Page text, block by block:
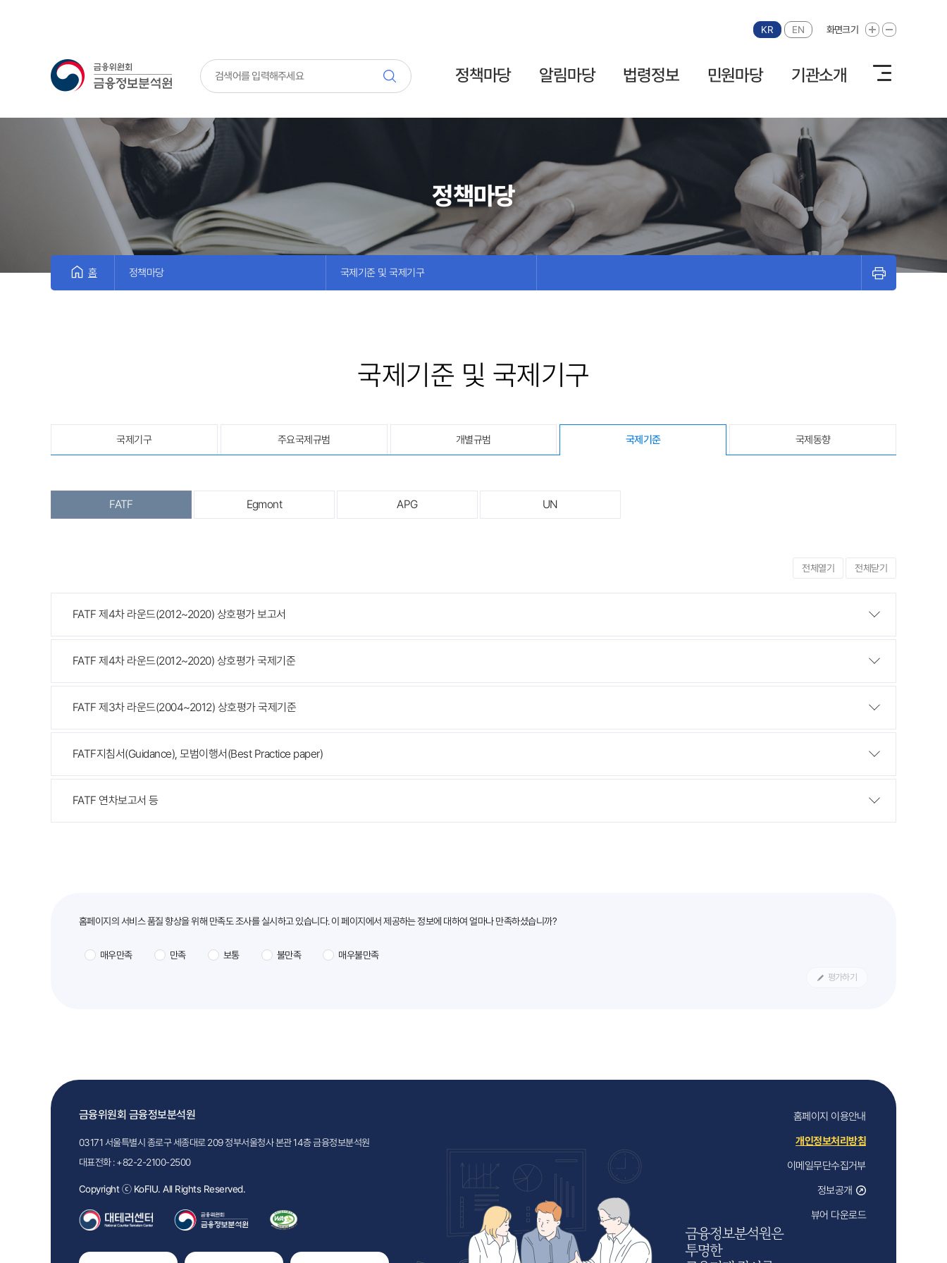
KR EN 화면크기 화면크기 확대
화면크기 축소
금융위원회 금융정보분석원 정책마당 알림마당 법령정보 민원마당 기관소개
정책마당
홈 정책마당 국제기준 및 국제기구 프린트
국제기준 및 국제기구
국제기구 주요국제규범 개별규범 국제기준 국제동향
FATF Egmont APG UN
전체열기 전체닫기
FATF 제4차 라운드(2012~2020) 상호평가 보고서
FATF 제4차 라운드(2012~2020) 상호평가 국제기준
FATF 제3차 라운드(2004~2012) 상호평가 국제기준
FATF지침서(Guidance), 모범이행서(Best Practice paper)
FATF 연차보고서 등
홈페이지의 서비스 품질 향상을 위해 만족도 조사를 실시하고 있습니다. 이 페이지에서 제공하는 정보에 대하여 얼마나 만족하셨습니까?
매우만족 만족 보통 불만족 매우불만족
평가하기
홈페이지 이용안내
개인정보처리방침
이메일무단수집거부
정보공개
뷰어 다운로드
금융위원회 금융정보분석원
03171 서울특별시 종로구 세종대로 209 정부서울청사 본관 14층 금융정보분석원
대표전화 :+82-2-2100-2500
Copyright ⓒ KoFIU. All Rights Reserved.